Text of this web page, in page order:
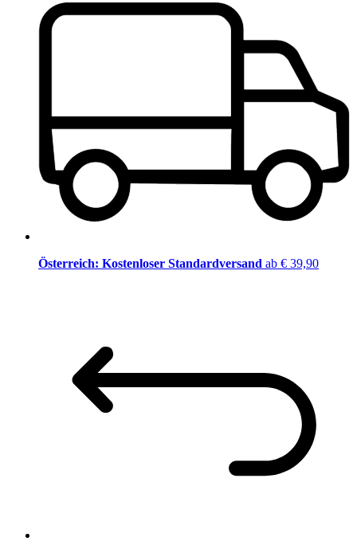
Österreich: Kostenloser Standardversand ab € 39,90